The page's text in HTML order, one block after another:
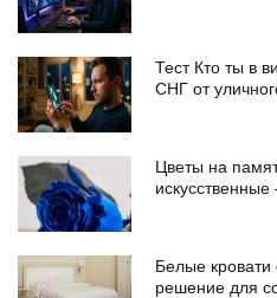
Тест Кто ты в
СНГ от
Цветы на
Белые кровати
решение для